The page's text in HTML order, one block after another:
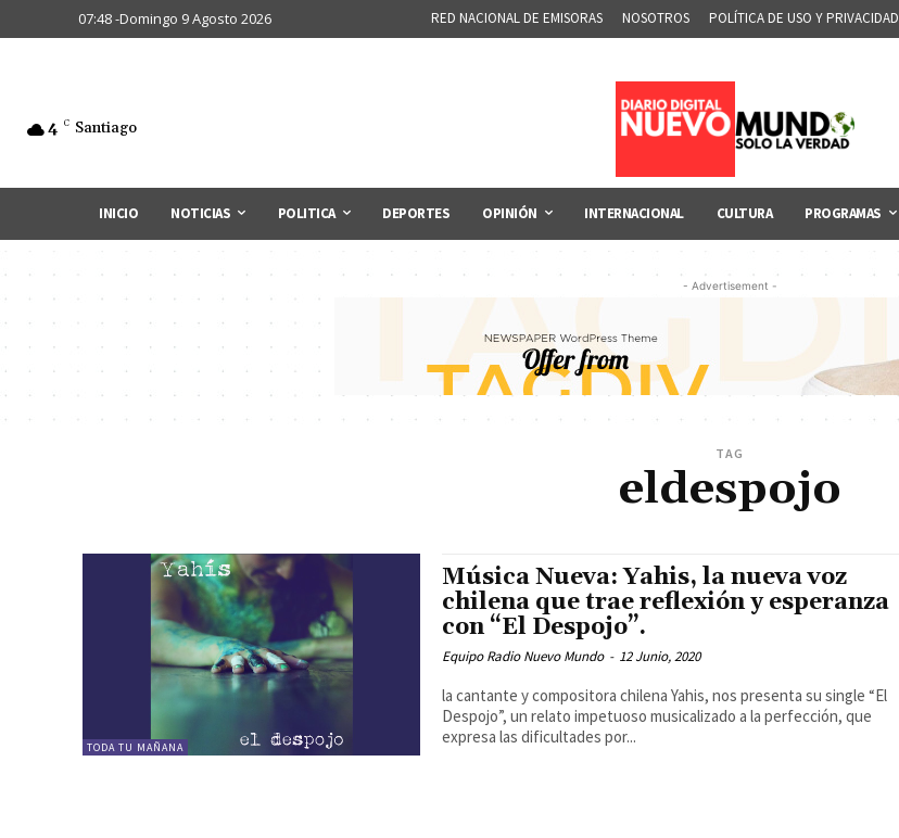
07:48 -Domingo 9 Agosto 2026 RED NACIONAL DE EMISORAS NOSOTROS POLÍTICA DE USO Y PRIVACIDAD
4 C Santiago
INICIO NOTICIAS POLITICA DEPORTES OPINIÓN INTERNACIONAL CULTURA PROGRAMAS
- Advertisement -
TAG
eldespojo
TODA TU MAÑANA
Música Nueva: Yahis, la nueva voz
chilena que trae reflexión y esperanza
con “El Despojo”.
Equipo Radio Nuevo Mundo - 12 Junio, 2020
la cantante y compositora chilena Yahis, nos presenta su single “El
Despojo”, un relato impetuoso musicalizado a la perfección, que
expresa las dificultades por...